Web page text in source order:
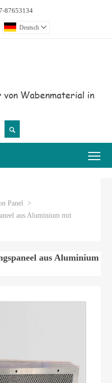
87653134
Deutsch 
Wabenmaterial in

Panel
>
aus Aluminium mit
aus Aluminium